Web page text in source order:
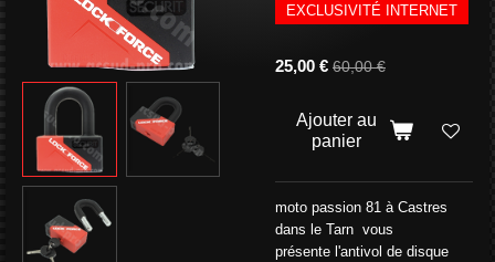
EXCLUSIVITÉ INTERNET
25,00 € 60,00 €
Ajouter au
panier
moto passion 81 à Castres
dans le Tarn vous
présente l'antivol de disque